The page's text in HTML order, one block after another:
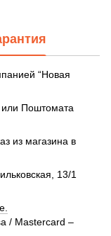
“Новая
или Поштомата
из магазина в
13/1
/ Mastercard –